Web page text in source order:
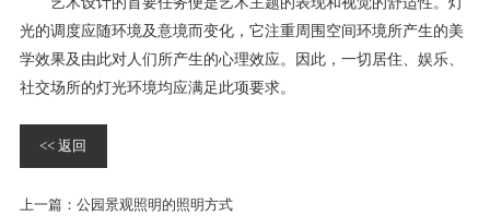
光的调度应随环境及意境而变化，它注重周围空间环境所产生的美
学效果及由此对人们所产生的心理效应。因此，一切居住、娱乐、
社交场所的灯光环境均应满足此项要求。
<< 返回
上一篇： 公园景观照明的照明方式